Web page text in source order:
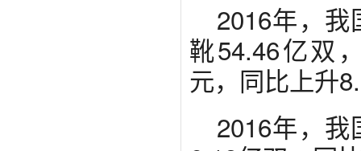
2016年，
靴54.46亿双
元，同比上升
2016年，